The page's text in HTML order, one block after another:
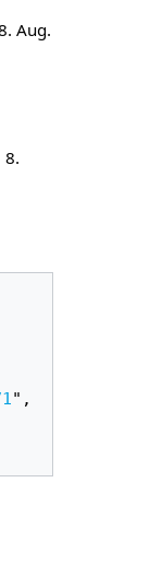
Aug.
",